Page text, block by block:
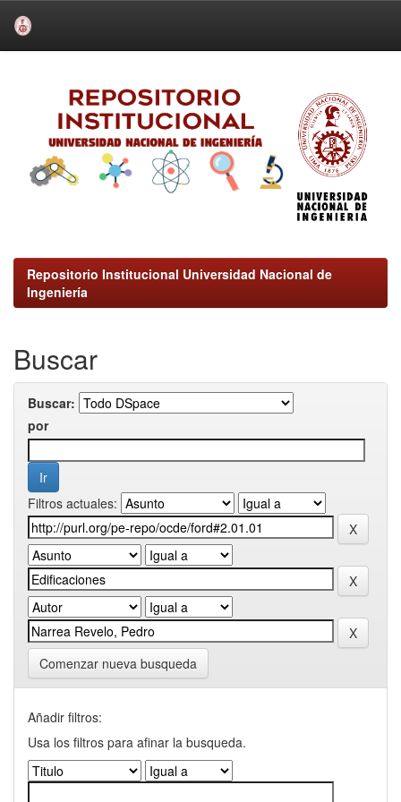
Repositorio Institucional Universidad Nacional de
Ingeniería
Buscar
Buscar:
por
Filtros actuales:
Comenzar nueva busqueda
Añadir filtros:
Usa los filtros para afinar la busqueda.